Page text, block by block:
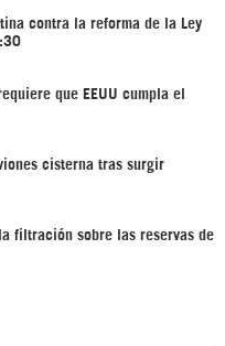
contra la reforma de la Ley
que EEUU cumpla el
cisterna tras surgir
filtración sobre las reservas de